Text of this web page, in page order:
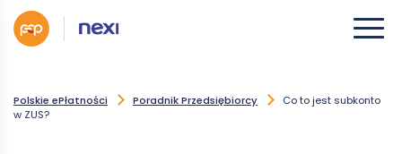
Polskie ePłatności Poradnik Przedsiębiorcy
Co to jest subkonto
w ZUS?